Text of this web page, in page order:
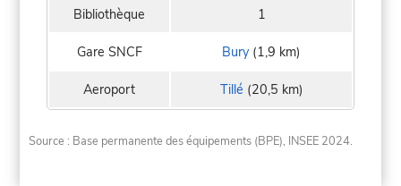
Bibliothèque 1
Gare SNCF Bury (1,9 km)
Aeroport Tillé (20,5 km)
Source : Base permanente des équipements (BPE), INSEE 2024.